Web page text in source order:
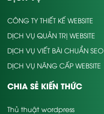
CÔNG TY THIẾT KẾ WEBSITE
DỊCH VỤ QUẢN TRỊ WEBSITE
DỊCH VỤ VIẾT BÀI CHUẨN SEO
DỊCH VỤ NÂNG CẤP WEBSITE
CHIA SẺ KIẾN THỨC
Thủ thuật wordpress